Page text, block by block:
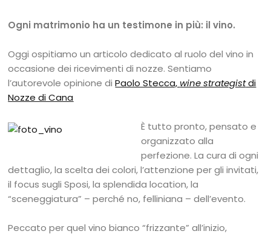
Ogni matrimonio ha un testimone in più: il vino.
Oggi ospitiamo un articolo dedicato al ruolo del vino in
occasione dei ricevimenti di nozze. Sentiamo
l’autorevole opinione diPaolo Stecca, wine strategistdi
Nozze di Cana
È tutto pronto, pensato e
organizzato alla
perfezione. La cura di ogni
dettaglio, la scelta dei colori, l’attenzione per gli invitati,
il focus sugli Sposi, la splendida location, la
“sceneggiatura” – perché no, felliniana – dell’evento.
Peccato per quel vino bianco “frizzante” all’inizio,